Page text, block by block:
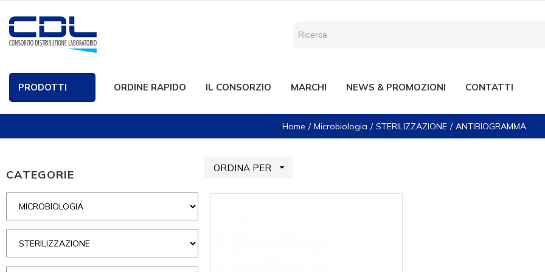
PRODOTTI ORDINE RAPIDO IL CONSORZIO MARCHI NEWS & PROMOZIONI CONTATTI
Home Microbiologia STERILIZZAZIONE ANTIBIOGRAMMA
CATEGORIE ORDINA PER 